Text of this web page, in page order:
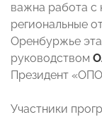
важна работа с
региональные
Оренбуржье
руководством
Президент
Участники